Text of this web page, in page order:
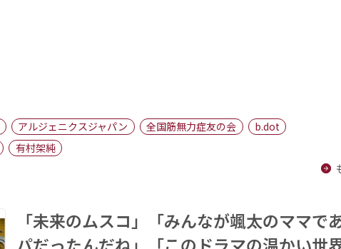
地域
キーパーソン
棋王戦
アルジェニクスジャパン 全国筋無力症友の会
b.dot
有村架純
「未来のムスコ」「みんなが颯太のママで